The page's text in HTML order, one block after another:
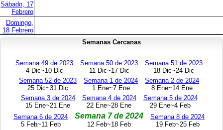
Sábado, 17
Febrero
Domingo,
18 Febrero
Semanas Cercanas
Semana 49 de 2023
4 Dic~10 Dic
Semana 50 de 2023
11 Dic~17 Dic
Semana 51 de 2023
18 Dic~24 Dic
Semana 52 de 2023
25 Dic~31 Dic
Semana 1 de 2024
1 Ene~7 Ene
Semana 2 de 2024
8 Ene~14 Ene
Semana 3 de 2024
15 Ene~21 Ene
Semana 4 de 2024
22 Ene~28 Ene
Semana 5 de 2024
29 Ene~4 Feb
Semana 6 de 2024
5 Feb~11 Feb
Semana 7 de 2024
12 Feb~18 Feb
Semana 8 de 2024
19 Feb~25 Feb